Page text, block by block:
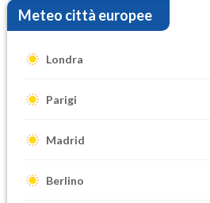
Meteo città europee
Londra
Parigi
Madrid
Berlino